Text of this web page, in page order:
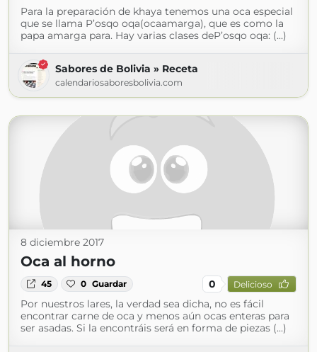
Para la preparación de khaya tenemos una oca especial
que se llama P’osqo oqa(ocaamarga), que es como la
papa amarga para. Hay varias clases deP’osqo oqa: (...)
Sabores de Bolivia » Receta
calendariosaboresbolivia.com
8 diciembre 2017
Oca al horno
45 0 Guardar 0 Delicioso
Por nuestros lares, la verdad sea dicha, no es fácil
encontrar carne de oca y menos aún ocas enteras para
ser asadas. Si la encontráis será en forma de piezas (...)